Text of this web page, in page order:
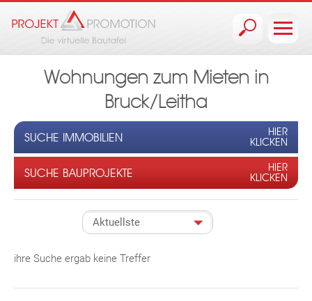
Wohnungen zum Mieten in
Bruck/Leitha
SUCHE IMMOBILIEN
HIER
KLICKEN
SUCHE BAUPROJEKTE
HIER
KLICKEN
ihre Suche ergab keine Treffer